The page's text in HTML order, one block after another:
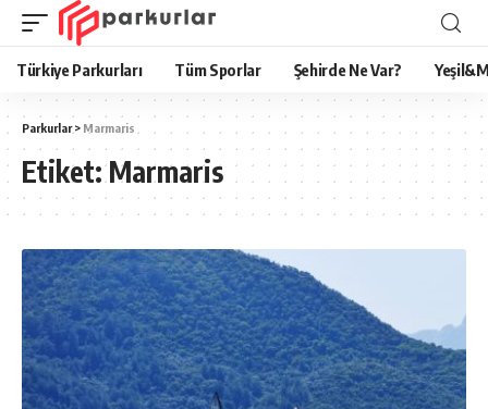
Türkiye Parkurları Tüm Sporlar Şehirde Ne Var?
Parkurlar> Marmaris
Etiket:Marmaris